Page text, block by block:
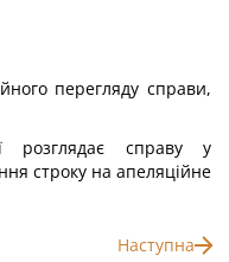
перегляду справи,
розглядає справу у
строку на апеляційне
Наступна